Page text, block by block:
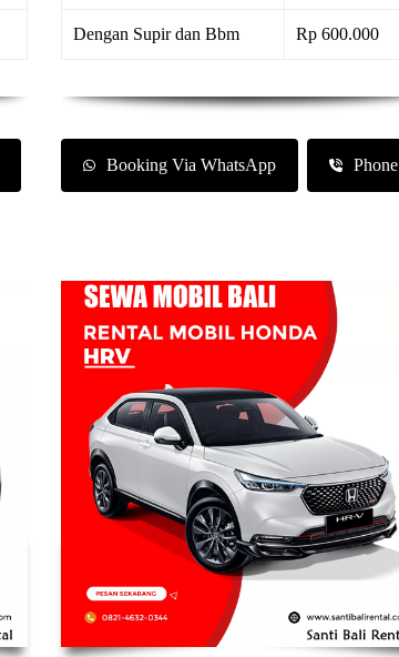
Dengan Supir dan Bbm Rp 600.000
Booking Via WhatsApp Phone